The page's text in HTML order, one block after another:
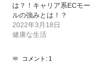
は？！キャリア系ECモー
ルの強みとは！？
2022年3月18日
健康な生活
コメント: 1